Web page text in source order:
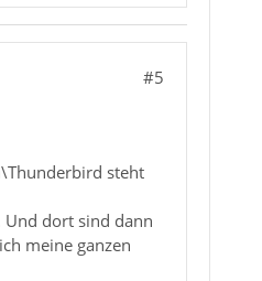
#5
steht
Und dort sind dann
meine ganzen